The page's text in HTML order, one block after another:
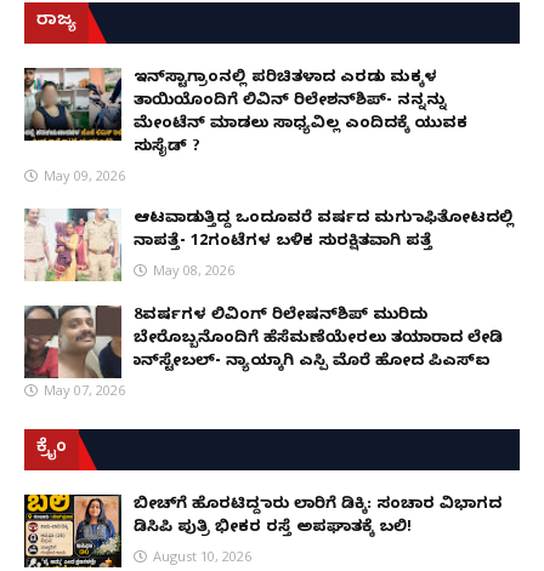
ರಾಜ್ಯ
ಇನ್​ಸ್ಟಾಗ್ರಾಂನಲ್ಲಿ ಪರಿಚಿತಳಾದ ಎರಡು ಮಕ್ಕಳ
ತಾಯಿಯೊಂದಿಗೆ ಲಿವಿನ್ ರಿಲೇಶನ್​ಶಿಪ್- ನನ್ನನ್ನು
ಮೇಂಟೆನ್ ಮಾಡಲು ಸಾಧ್ಯವಿಲ್ಲ ಎಂದಿದಕ್ಕೆ ಯುವಕ
ಸುಸೈಡ್ ?
May 09, 2026
ಆಟವಾಡುತ್ತಿದ್ದ ಒಂದೂವರೆ ವರ್ಷದ ಮಗು ಕಾಫಿತೋಟದಲ್ಲಿ
ನಾಪತ್ತೆ- 12ಗಂಟೆಗಳ ಬಳಿಕ ಸುರಕ್ಷಿತವಾಗಿ ಪತ್ತೆ
May 08, 2026
8ವರ್ಷಗಳ ಲಿವಿಂಗ್‌ ರಿಲೇಷನ್‌ಶಿಪ್ ಮುರಿದು
ಬೇರೊಬ್ಬನೊಂದಿಗೆ ಹೆಸೆಮಣೆಯೇರಲು ತಯಾರಾದ ಲೇಡಿ
ಕಾನ್‌ಸ್ಟೇಬಲ್- ನ್ಯಾಯಕ್ಕಾಗಿ ಎಸ್ಪಿ ಮೊರೆ ಹೋದ ಪಿಎಸ್ಐ
May 07, 2026
ಕ್ರೈಂ
ಬೀಚ್‌ಗೆ ಹೊರಟಿದ್ದ ಕಾರು ಲಾರಿಗೆ ಡಿಕ್ಕಿ: ಸಂಚಾರ ವಿಭಾಗದ
ಡಿಸಿಪಿ ಪುತ್ರಿ ಭೀಕರ ರಸ್ತೆ ಅಪಘಾತಕ್ಕೆ ಬಲಿ!
August 10, 2026